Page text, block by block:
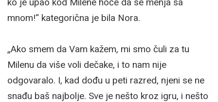
mnom!“ kategorična je bila Nora.
„Ako smem da Vam kažem, mi smo čuli za tu
Milenu da više voli dečake, i to nam nije
odgovaralo. I, kad dođu u peti razred, njeni se ne
snađu baš najbolje. Sve je nešto kroz igru, i nešto